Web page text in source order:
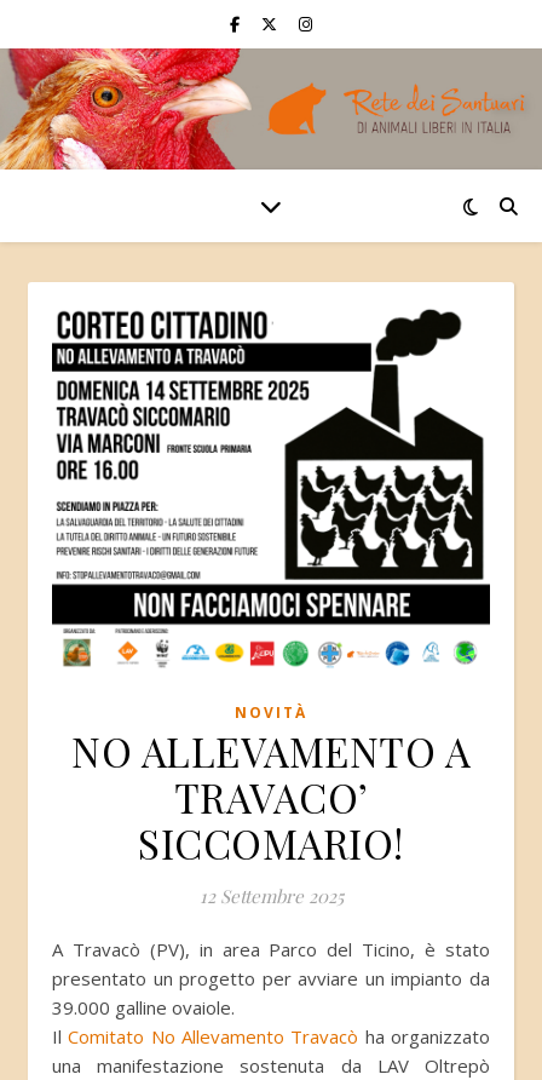
NOVITÀ
NO ALLEVAMENTO A
TRAVACO’
SICCOMARIO!
12 Settembre 2025
A Travacò (PV), in area Parco del Ticino, è stato
presentato un progetto per avviare un impianto da
39.000 galline ovaiole.
IlComitato No Allevamento Travacò ha organizzato
una manifestazione sostenuta da LAV Oltrepò